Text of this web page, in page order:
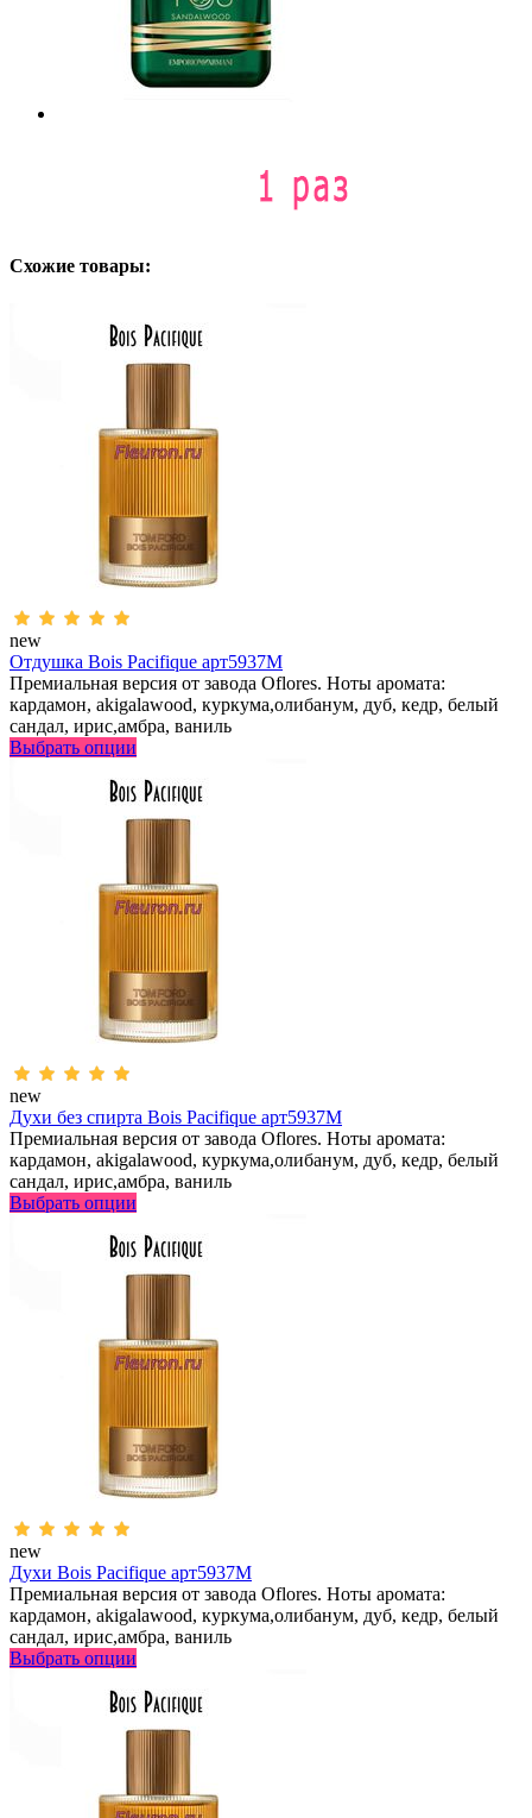
Схожие товары:
new
Отдушка Bois Pacifique арт5937M
Премиальная версия от завода Oflores. Ноты аромата:
кардамон, akigalawood, куркума,олибанум, дуб, кедр, белый
сандал, ирис,амбра, ваниль
Выбрать опции
new
Духи без спирта Bois Pacifique арт5937M
Премиальная версия от завода Oflores. Ноты аромата:
кардамон, akigalawood, куркума,олибанум, дуб, кедр, белый
сандал, ирис,амбра, ваниль
Выбрать опции
new
Духи Bois Pacifique арт5937M
Премиальная версия от завода Oflores. Ноты аромата:
кардамон, akigalawood, куркума,олибанум, дуб, кедр, белый
сандал, ирис,амбра, ваниль
Выбрать опции